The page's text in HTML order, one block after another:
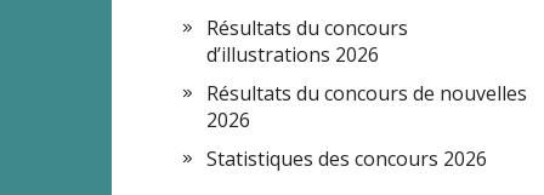
Résultats du concours
d’illustrations 2026
Résultats du concours de nouvelles
2026
Statistiques des concours 2026